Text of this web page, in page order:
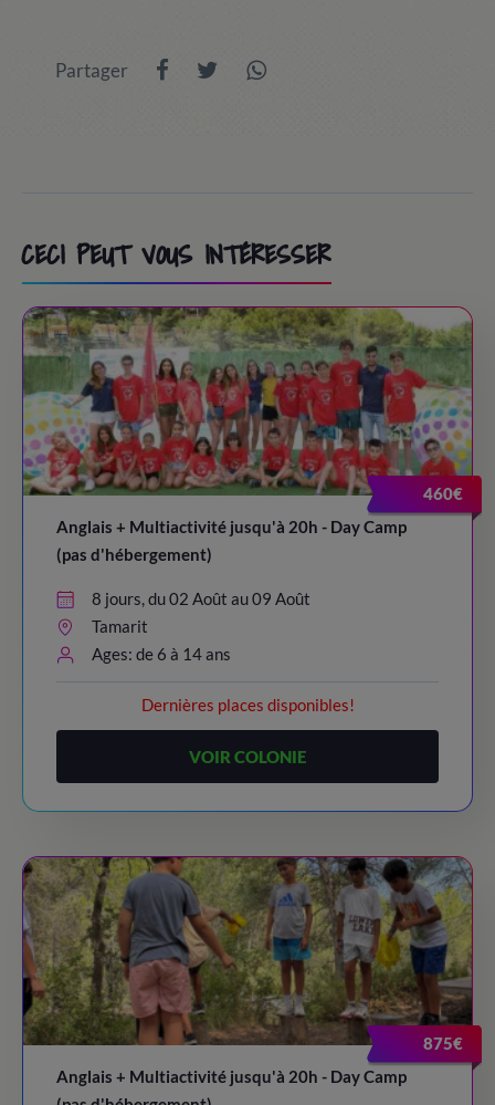
/ Transfert à PortAventura World (sortie
15:00 - 18:30
/ Jour à Port Aventura / Costa Caribe /
FerrariLand.
18:30 - 19:30 / Snack time
19:30 - 20:30 / Back to the camp
20:30 / Bye-bye!
Partager
CECI PEUT VOUS INTÉRESSER
460€
Anglais + Multiactivité jusqu'à 20h - Day Camp
(pas d'hébergement)
8 jours, du 02 Août au 09 Août
Tamarit
Ages: de 6 à 14 ans
Dernières places disponibles!
VOIR COLONIE
875€
Anglais + Multiactivité jusqu'à 20h - Day Camp